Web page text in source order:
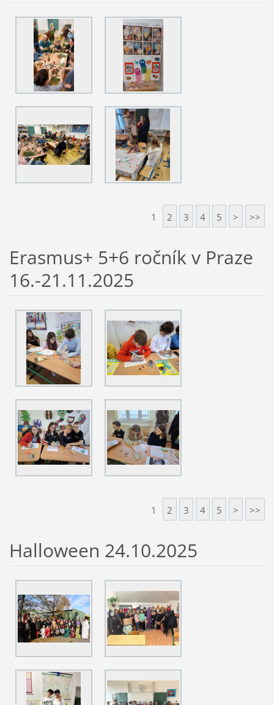
1 2 3 4 5 > >>
Erasmus+ 5+6 ročník v Praze
16.-21.11.2025
1 2 3 4 5 > >>
Halloween 24.10.2025